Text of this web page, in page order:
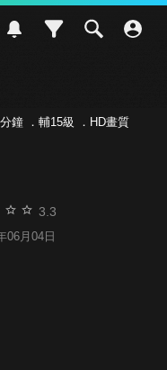
鐘 ． 輔15級 ．HD畫質
3.3
06月04日